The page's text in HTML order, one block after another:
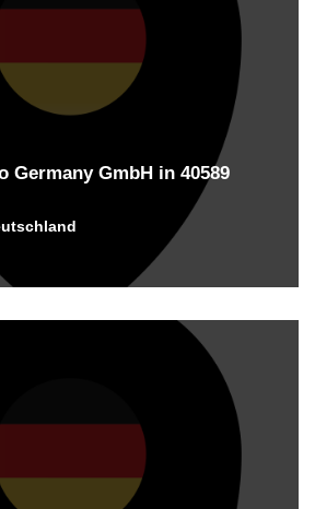
Germany GmbH in 40589